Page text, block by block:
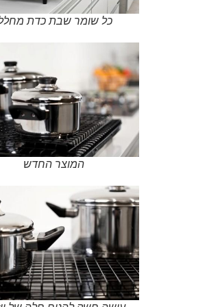
כל שומר שבת כדת
המוצר החדש